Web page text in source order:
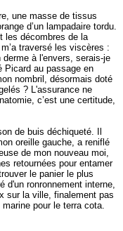
une masse de tissus
d’un lampadaire tordu.
les décombres de la
traversé les viscères :
à l'envers, serais-je
Picard au passage en
nombril, désormais doté
? L'assurance ne
c’est une certitude,
de buis déchiqueté. Il
oreille gauche, a reniflé
de mon nouveau moi,
retournées pour entamer
le panier le plus
ronronnement interne,
sur la ville, finalement pas
pour le terra cota.